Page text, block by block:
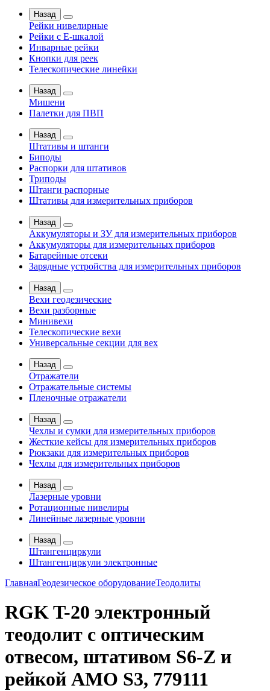
Назад
Рейки нивелирные
Рейки с Е-шкалой
Инварные рейки
Кнопки для реек
Телескопические линейки
Назад
Мишени
Палетки для ПВП
Назад
Штативы и штанги
Биподы
Распорки для штативов
Триподы
Штанги распорные
Штативы для измерительных приборов
Назад
Аккумуляторы и ЗУ для измерительных приборов
Аккумуляторы для измерительных приборов
Батарейные отсеки
Зарядные устройства для измерительных приборов
Назад
Вехи геодезические
Вехи разборные
Минивехи
Телескопические вехи
Универсальные секции для вех
Назад
Отражатели
Отражательные системы
Пленочные отражатели
Назад
Чехлы и сумки для измерительных приборов
Жесткие кейсы для измерительных приборов
Рюкзаки для измерительных приборов
Чехлы для измерительных приборов
Назад
Лазерные уровни
Ротационные нивелиры
Линейные лазерные уровни
Назад
Штангенциркули
Штангенциркули электронные
ГлавнаяГеодезическое оборудованиеТеодолиты
RGK T-20 электронный
теодолит с оптическим
отвесом, штативом S6-Z и
рейкой AMO S3, 779111